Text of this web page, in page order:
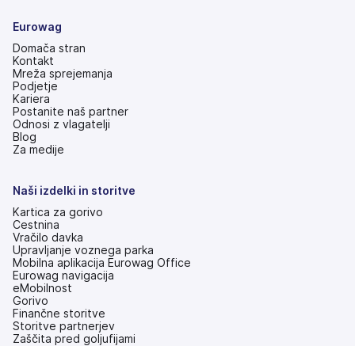
Eurowag
Domača stran
Kontakt
Mreža sprejemanja
Podjetje
Kariera
Postanite naš partner
Odnosi z vlagatelji
(odpre
se
zavihku)
Blog
Za medije
Naši izdelki in storitve
Kartica za gorivo
Cestnina
Vračilo davka
Upravljanje voznega parka
Mobilna aplikacija Eurowag Office
Eurowag navigacija
eMobilnost
Gorivo
Finančne storitve
Storitve partnerjev
Zaščita pred goljufijami